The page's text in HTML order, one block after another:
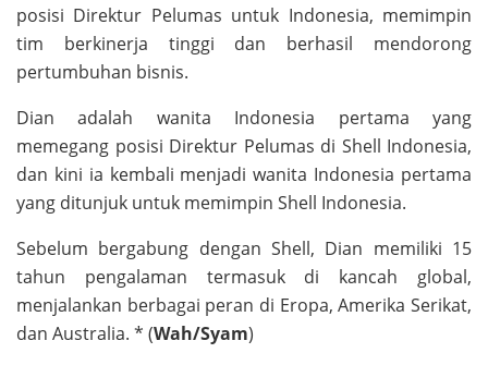
posisi Direktur Pelumas untuk Indonesia, memimpin
tim berkinerja tinggi dan berhasil mendorong
pertumbuhan bisnis.
Dian adalah wanita Indonesia pertama yang
memegang posisi Direktur Pelumas di Shell Indonesia,
dan kini ia kembali menjadi wanita Indonesia pertama
yang ditunjuk untuk memimpin Shell Indonesia.
Sebelum bergabung dengan Shell, Dian memiliki 15
tahun pengalaman termasuk di kancah global,
menjalankan berbagai peran di Eropa, Amerika Serikat,
dan Australia. * (Wah/Syam)